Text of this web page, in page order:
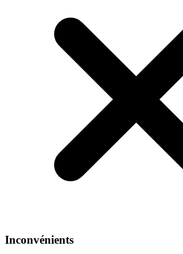
Inconvénients